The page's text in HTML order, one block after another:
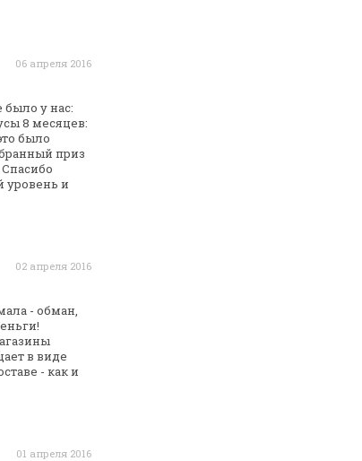
06 апреля 2016
было у нас:
8 месяцев:
было
приз
уровень и
02 апреля 2016
- обман,
в виде
- как и
01 апреля 2016